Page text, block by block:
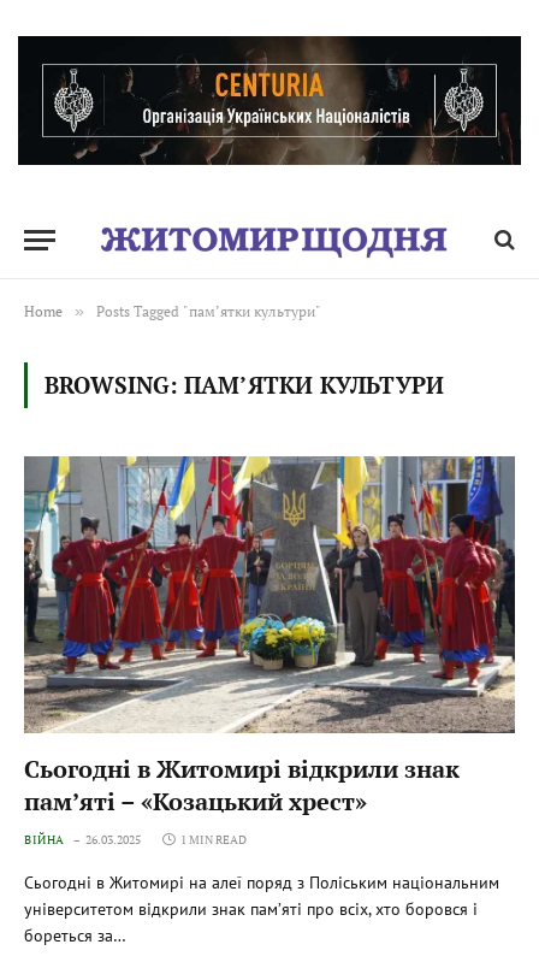
Home » Posts Tagged "пам’ятки культури"
BROWSING: ПАМ’ЯТКИ КУЛЬТУРИ
Сьогодні в Житомирі відкрили знак
пам’яті – «Козацький хрест»
ВІЙНА 26.03.2025 1 MIN READ
Сьогодні в Житомирі на алеї поряд з Поліським національним
університетом відкрили знак пам’яті про всіх, хто боровся і
бореться за…